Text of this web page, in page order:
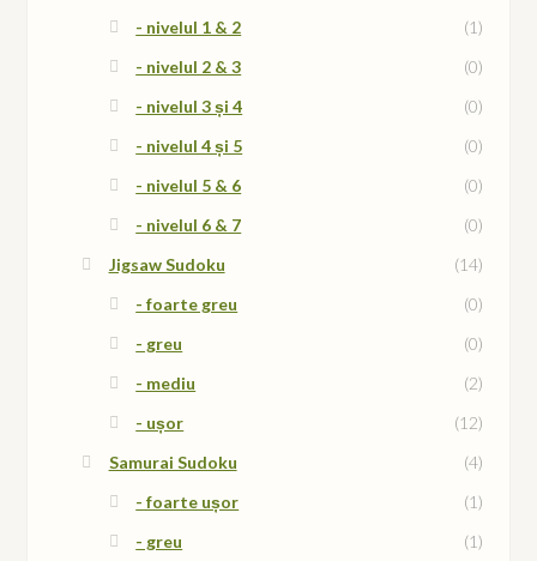
- nivelul 1 & 2
(1)
- nivelul 2 & 3
(0)
- nivelul 3 și 4
(0)
- nivelul 4 și 5
(0)
- nivelul 5 & 6
(0)
- nivelul 6 & 7
(0)
Jigsaw Sudoku
(14)
- foarte greu
(0)
- greu
(0)
- mediu
(2)
- ușor
(12)
Samurai Sudoku
(4)
- foarte ușor
(1)
- greu
(1)